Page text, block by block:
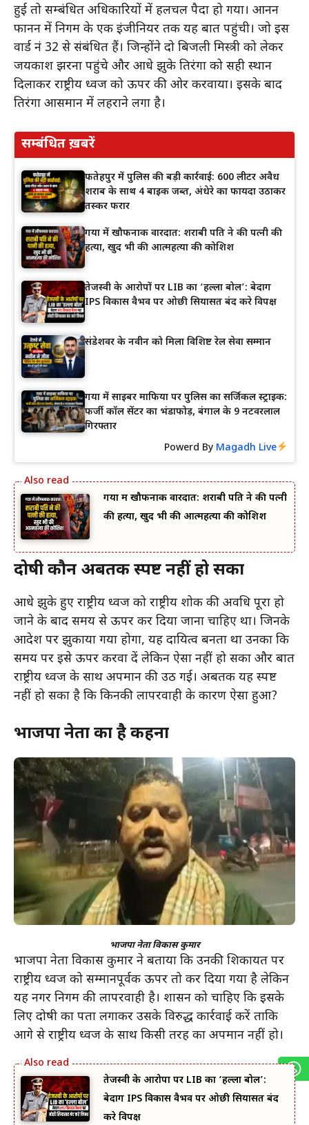
हुई तो सम्बंधित अधिकारियों में हलचल पैदा हो गया। आनन
फानन में निगम के एक इंजीनियर तक यह बात पहुंची। जो इस
वार्ड नं 32 से संबंधित हैं। जिन्होंने दो बिजली मिस्त्री को लेकर
जयप्रकाश झरना पहुंचे और आधे झुके तिरंगा को सही स्थान
दिलाकर राष्ट्रीय ध्वज को ऊपर की ओर करवाया। इसके बाद
तिरंगा आसमान में लहराने लगा है।
सम्बंधित ख़बरें
फतेहपुर में पुलिस की बड़ी कार्रवाई: 600 लीटर अवैध
शराब के साथ 4 बाइक जब्त, अंधेरे का फायदा उठाकर
तस्कर फरार
गया में खौफनाक वारदात: शराबी पति ने की पत्नी की
हत्या, खुद भी की आत्महत्या की कोशिश
तेजस्वी के आरोपों पर LIB का ‘हल्ला बोल’: बेदाग
IPS विकास वैभव पर ओछी सियासत बंद करे विपक्ष
संडेशवर के नवीन को मिला विशिष्ट रेल सेवा सम्मान
गया में साइबर माफिया पर पुलिस का सर्जिकल स्ट्राइक:
फर्जी कॉल सेंटर का भंडाफोड़, बंगाल के 9 नटवरलाल
गिरफ्तार
Powerd By Magadh Live
गया में खौफनाक वारदात: शराबी पति ने की पत्नी
की हत्या, खुद भी की आत्महत्या की कोशिश
दोषी कौन अबतक स्पष्ट नहीं हो सका
आधे झुके हुए राष्ट्रीय ध्वज को राष्ट्रीय शोक की अवधि पूरा हो
जाने के बाद समय से ऊपर कर दिया जाना चाहिए था। जिनके
आदेश पर झुकाया गया होगा, यह दायित्व बनता था उनका कि
समय पर इसे ऊपर करवा दें लेकिन ऐसा नहीं हो सका और बात
राष्ट्रीय ध्वज के साथ अपमान की उठ गई। अबतक यह स्पष्ट
नहीं हो सका है कि किनकी लापरवाही के कारण ऐसा हुआ?
भाजपा नेता का है कहना
भाजपा नेता विकास कुमार
भाजपा नेता विकास कुमार ने बताया कि उनकी शिकायत पर
राष्ट्रीय ध्वज को सम्मानपूर्वक ऊपर तो कर दिया गया है लेकिन
यह नगर निगम की लापरवाही है। प्रशासन को चाहिए कि इसके
लिए दोषी का पता लगाकर उसके विरुद्ध कार्रवाई करें ताकि
आगे से राष्ट्रीय ध्वज के साथ किसी तरह का अपमान नहीं हो।
तेजस्वी के आरोपों पर LIB का ‘हल्ला बोल’:
बेदाग IPS विकास वैभव पर ओछी सियासत बंद
करे विपक्ष